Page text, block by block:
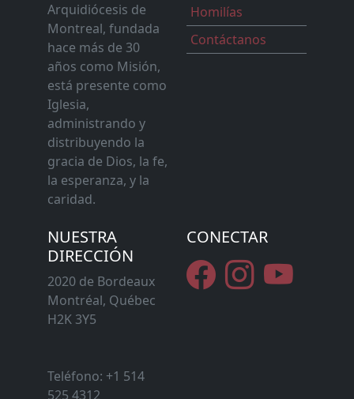
Arquidiócesis de
Montreal, fundada
hace más de 30
años como Misión,
está presente como
Iglesia,
administrando y
distribuyendo la
gracia de Dios, la fe,
la esperanza, y la
caridad.
Homilías
Contáctanos
NUESTRA
DIRECCIÓN
2020 de Bordeaux
Montréal, Québec
H2K 3Y5
Teléfono: +1 514
525 4312
CONECTAR